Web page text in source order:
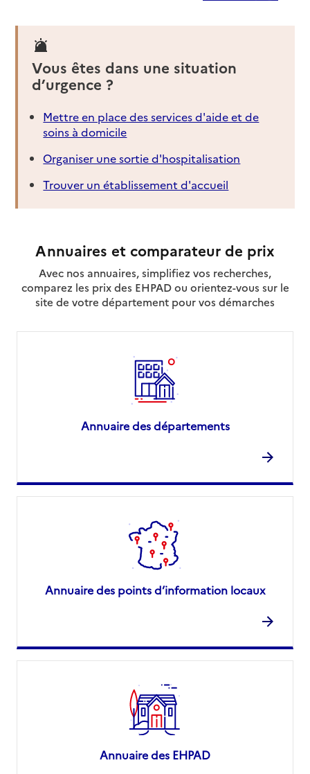
Vous êtes dans une situation
d’urgence ?
Mettre en place des services d'aide et de
soins à domicile
Organiser une sortie d'hospitalisation
Trouver un établissement d'accueil
Annuaires et comparateur de prix
Avec nos annuaires, simplifiez vos recherches,
comparez les prix des EHPAD ou orientez-vous sur le
site de votre département pour vos démarches
Annuaire des départements
Annuaire des points d’information locaux
Annuaire des EHPAD